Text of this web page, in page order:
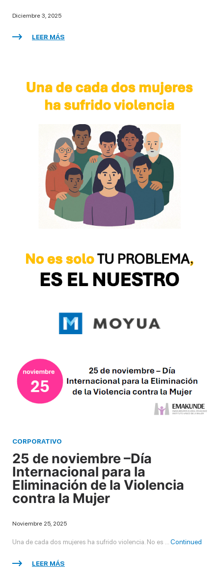
Diciembre 3, 2025
LEER MÁS
CORPORATIVO
25 de noviembre –Día
Internacional para la
Eliminación de la Violencia
contra la Mujer
Noviembre 25, 2025
Una de cada dos mujeres ha sufrido violencia. No es … Continued
LEER MÁS